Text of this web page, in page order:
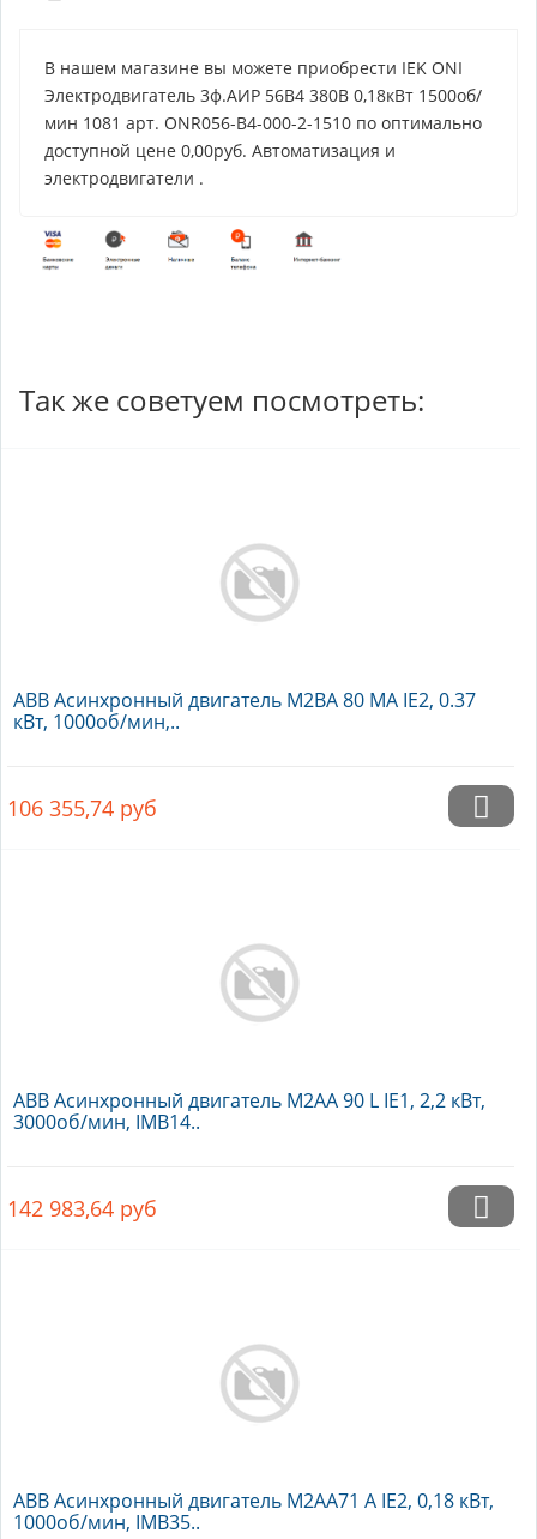
В нашем магазине вы можете приобрести IEK ONI
Электродвигатель 3ф.АИР 56B4 380В 0,18кВт 1500об/
мин 1081 арт. ONR056-B4-000-2-1510 по оптимально
доступной цене 0,00руб. Автоматизация и
электродвигатели .
Так же советуем посмотреть:
ABB Асинхронный двигатель M2BA 80 MA IE2, 0.37
кВт, 1000об/мин,..
106 355,74 руб
ABB Асинхронный двигатель M2AA 90 L IE1, 2,2 кВт,
3000об/мин, IMB14..
142 983,64 руб
ABB Асинхронный двигатель M2AA71 A IE2, 0,18 кВт,
1000об/мин, IMB35..